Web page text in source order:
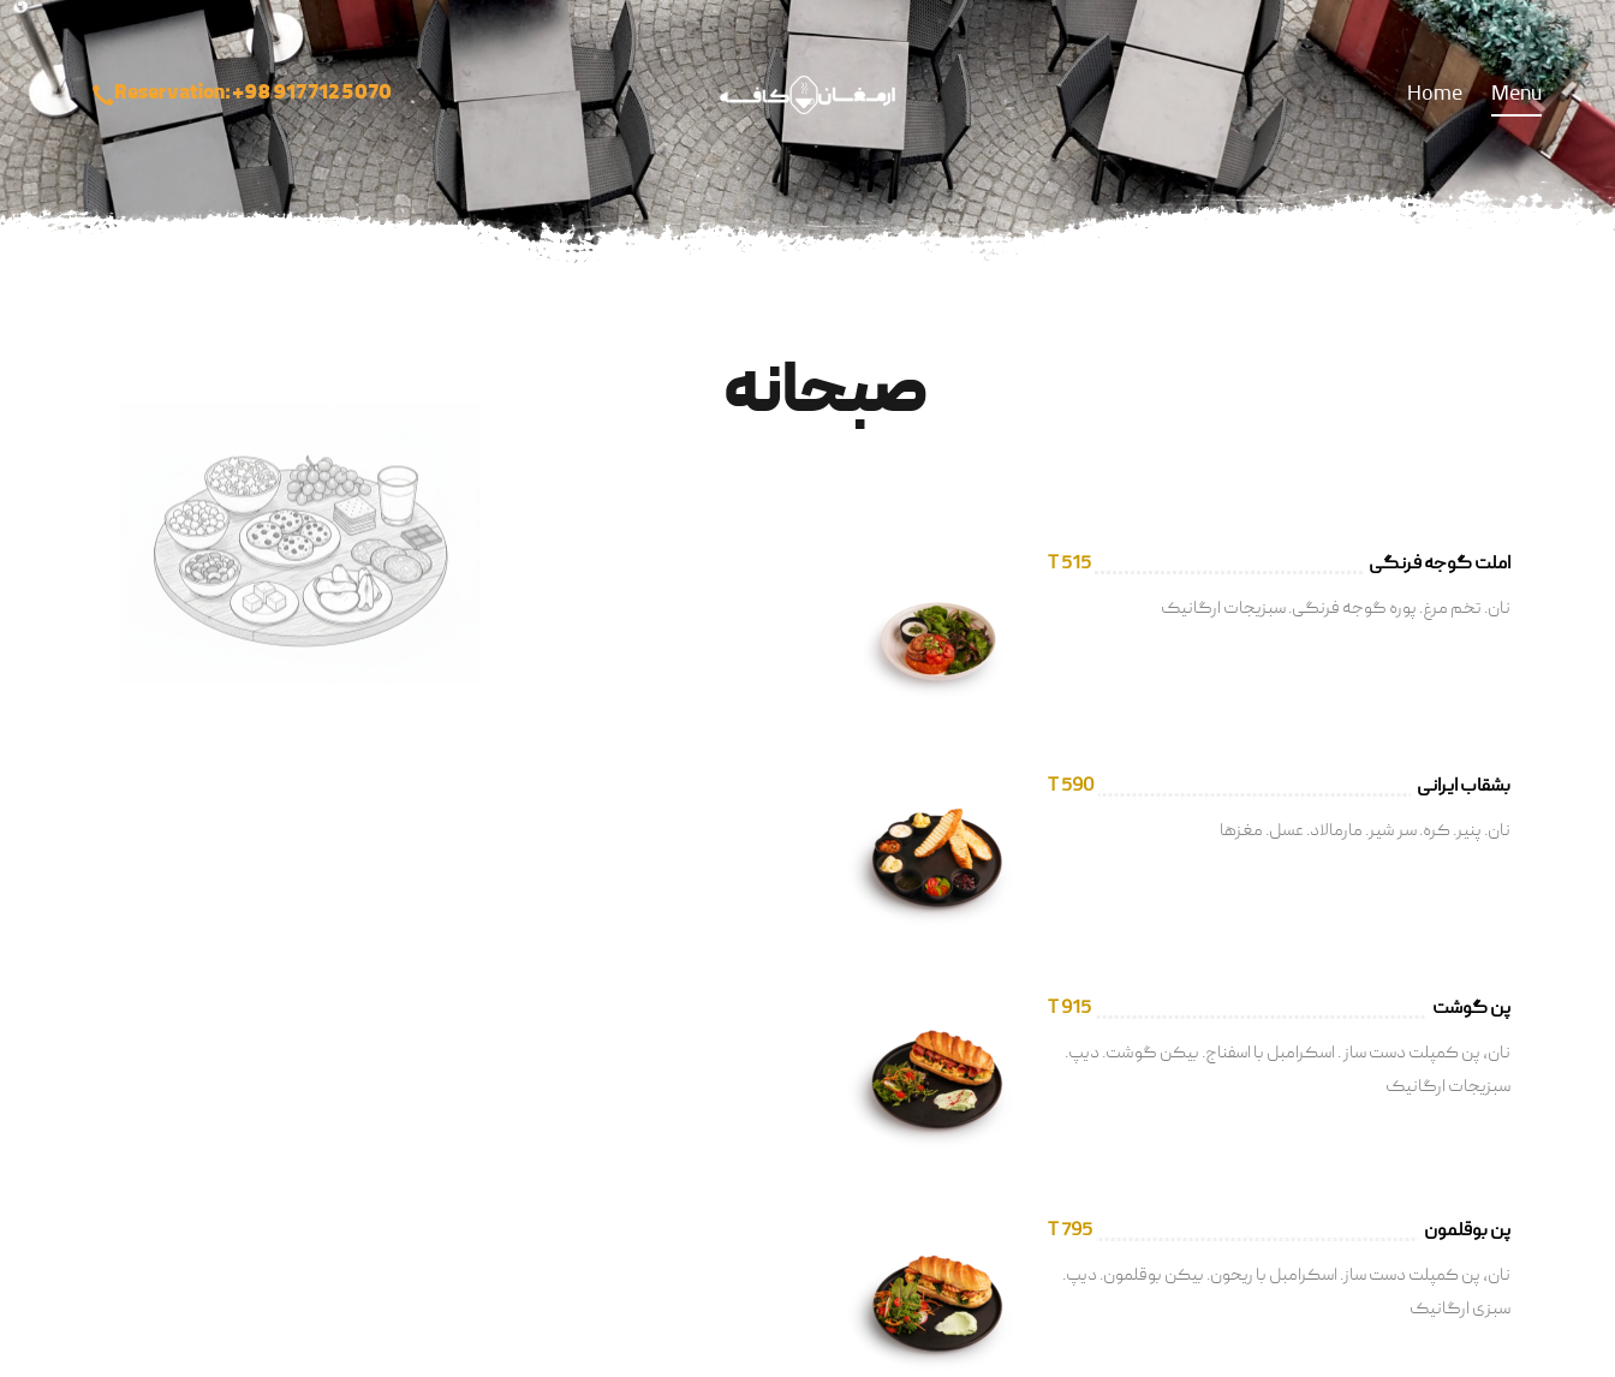
Menu
Home
Reservation: +98 917 712 5070
صبحانه
املت گوجه فرنگی
T 515
نان. تخم مرغ. پوره گوجه فرنگی. سبزیجات ارگانیک
بشقاب ایرانی
T 590
نان. پنیر. کره. سر شیر. مارمالاد. عسل. مغزها
پن گوشت
T 915
نان، پن کمپلت دست ساز . اسکرامبل با اسفناج. بیکن گوشت. دیپ.
سبزیجات ارگانیک
پن بوقلمون
T 795
نان، پن کمپلت دست ساز. اسکرامبل با ریحون. بیکن بوقلمون. دیپ.
سبزی ارگانیک